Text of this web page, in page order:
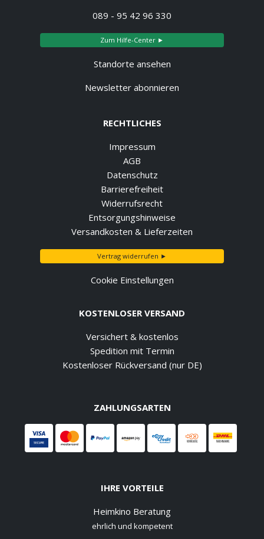
089 - 95 42 96 330
Zum Hilfe-Center ►
Standorte ansehen
Newsletter abonnieren
RECHTLICHES
Impressum
AGB
Datenschutz
Barrierefreiheit
Widerrufsrecht
Entsorgungshinweise
Versandkosten & Lieferzeiten
Vertrag widerrufen ►
Cookie Einstellungen
KOSTENLOSER VERSAND
Versichert & kostenlos
Spedition mit Termin
Kostenloser Rückversand (nur DE)
ZAHLUNGSARTEN
IHRE VORTEILE
Heimkino Beratung
ehrlich und kompetent